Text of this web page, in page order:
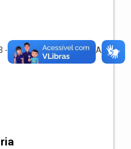
-- 1118.02.3.1.00-RECEITA